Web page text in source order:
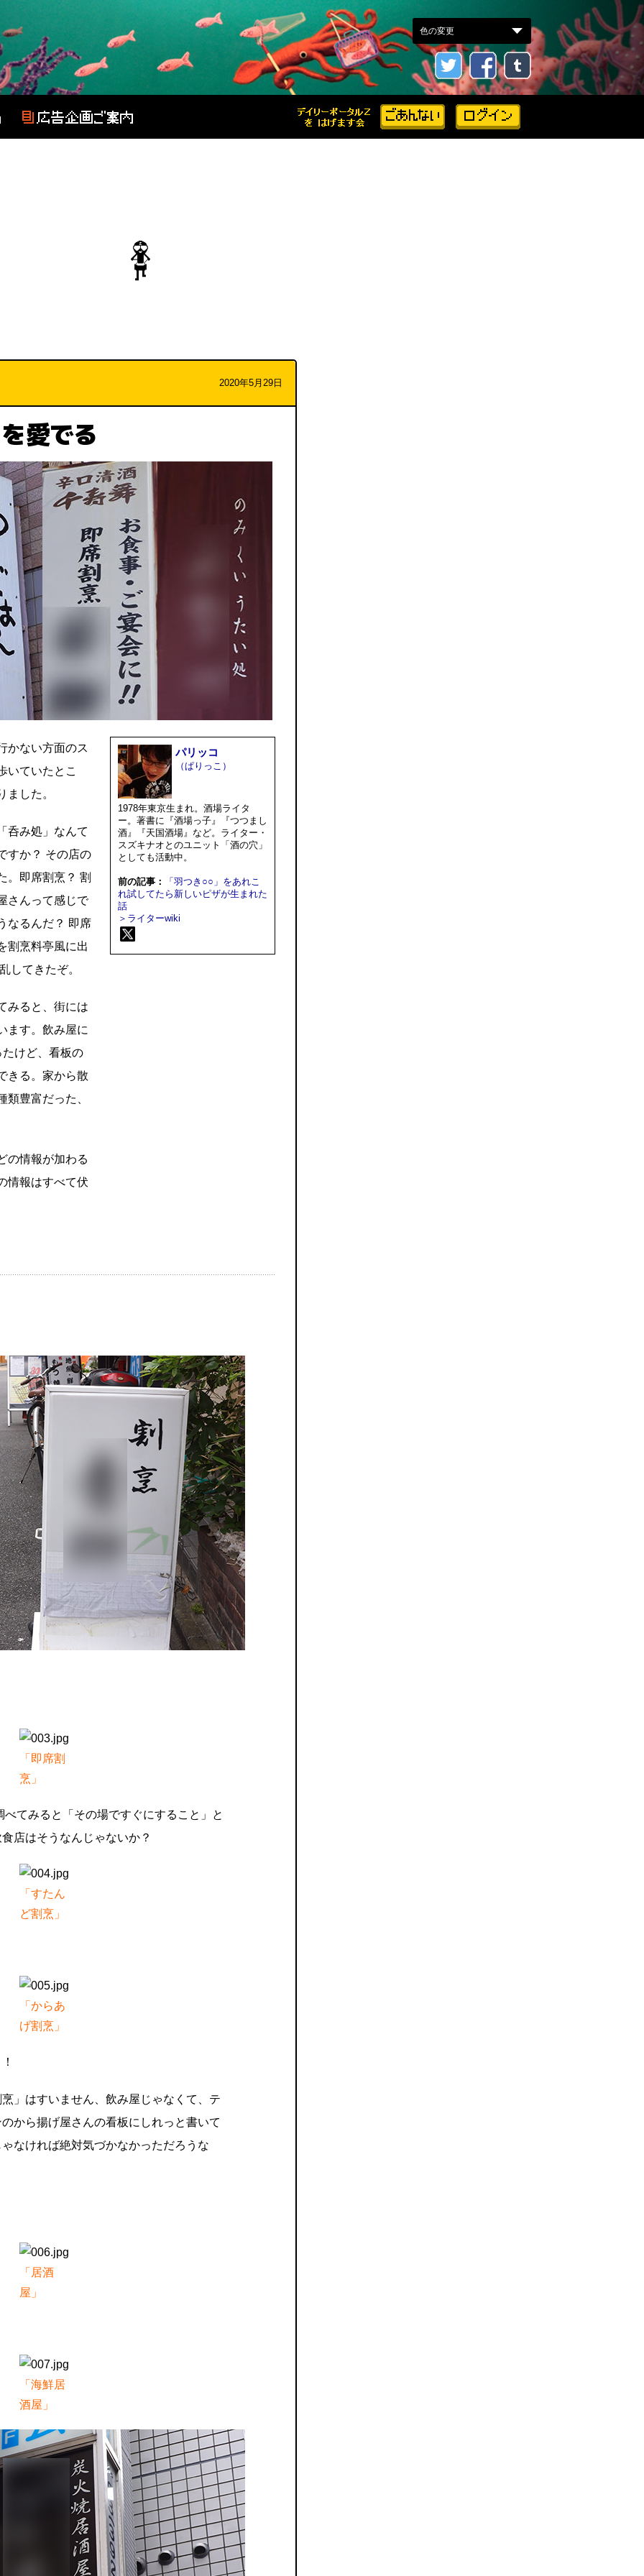
2020年5月29日
愛でる
かない方面のス
いていたとこ
ました。
呑み処」なんて
すか？ その店の
。即席割烹？ 割
さんって感じで
なるんだ？ 即席
割烹料亭風に出
してきたぞ。
みると、街には
ます。飲み屋に
けど、看板の
きる。家から散
豊富だった、
の情報が加わる
情報はすべて伏
パリッコ
（ぱりっこ）
1978年東京生まれ。酒場ライタ
ー。著書に『酒場っ子』『つつまし
酒』『天国酒場』など。ライター・
スズキナオとのユニット「酒の穴」
としても活動中。
前の記事：
「羽つき○○」をあれこ
れ試してたら新しいピザが生まれた
話
＞ライターwiki
「即席割
烹」
てみると「その場ですぐにすること」と
店はそうなんじゃないか？
「すたん
ど割烹」
「からあ
げ割烹」
」はすいません、飲み屋じゃなくて、テ
から揚げ屋さんの看板にしれっと書いて
なければ絶対気づかなかっただろうな
「居酒
屋」
「海鮮居
酒屋」